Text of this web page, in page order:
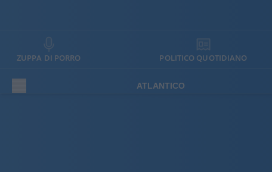
ZUPPA DI PORRO POLITICO QUOTIDIANO
ATLANTICO